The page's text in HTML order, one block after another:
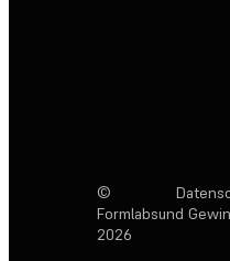
©
Formlabs
2026
und